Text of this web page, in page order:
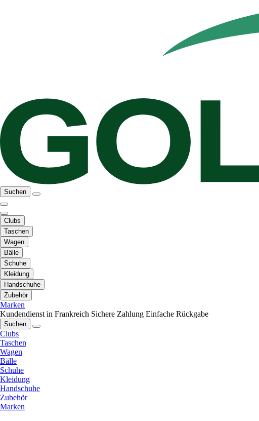
Suchen
Clubs
Taschen
Wagen
Bälle
Schuhe
Kleidung
Handschuhe
Zubehör
Marken
Kundendienst in Frankreich Sichere Zahlung Einfache Rückgabe
Suchen
Clubs
Taschen
Wagen
Bälle
Schuhe
Kleidung
Handschuhe
Zubehör
Marken